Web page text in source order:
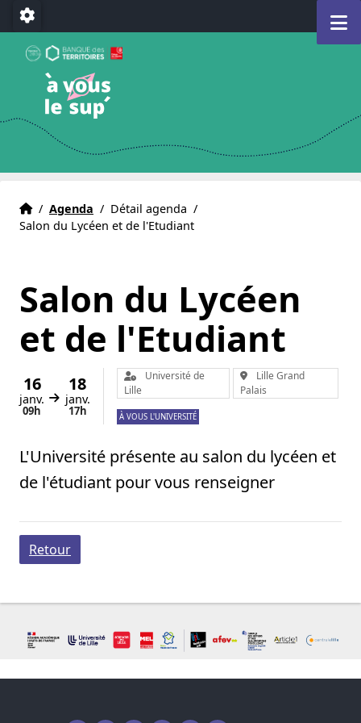
Aller au menu
Aller au contenu
Aller au pied de page
Paramétrage
A Vous le Sup
Déclencheur d'avenir(s)
Accueil
Accueil
/ Agenda / Détail agenda /
Salon du Lycéen et de l'Etudiant
Salon du Lycéen
et de l'Etudiant
Du
16
janv.
09h au
18
janv.
17h
Organisateur :
Université de
Lille
Lieu :
Lille Grand
Palais
À VOUS L'UNIVERSITÉ
L'Université présente au salon du lycéen et
de l'étudiant pour vous renseigner
Retour